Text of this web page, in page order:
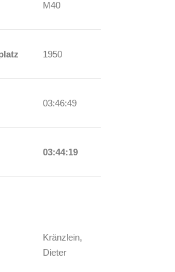
M40
1950
03:46:49
03:44:19
Kränzlein,
Dieter